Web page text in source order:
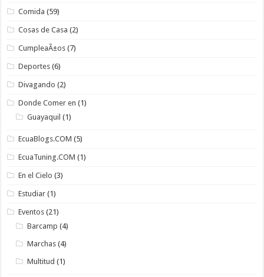
Comida (59)
Cosas de Casa (2)
CumpleaÃ±os (7)
Deportes (6)
Divagando (2)
Donde Comer en (1)
Guayaquil (1)
EcuaBlogs.COM (5)
EcuaTuning.COM (1)
En el Cielo (3)
Estudiar (1)
Eventos (21)
Barcamp (4)
Marchas (4)
Multitud (1)